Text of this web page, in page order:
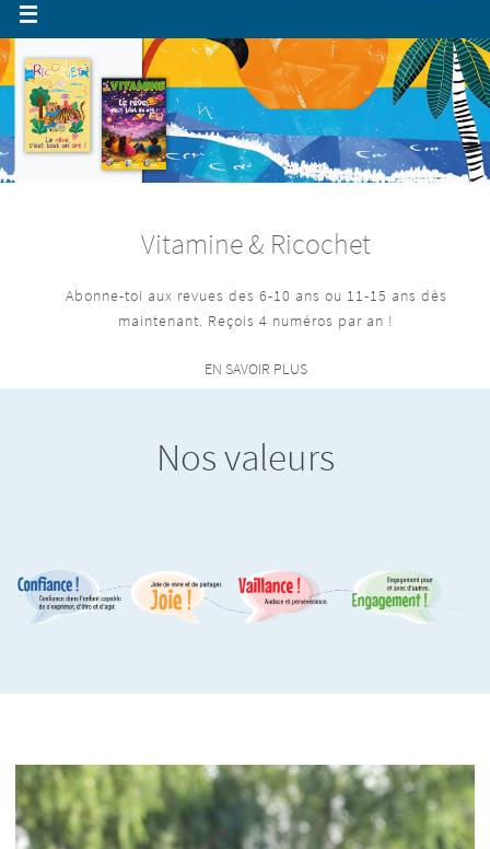
Vitamine & Ricochet
Abonne-toi aux revues des 6-10 ans ou 11-15 ans dès
maintenant. Reçois 4 numéros par an !
EN SAVOIR PLUS
Nos valeurs